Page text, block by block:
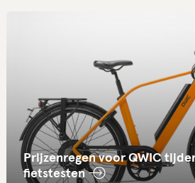
Prijzenregen voor QWIC
fietstesten